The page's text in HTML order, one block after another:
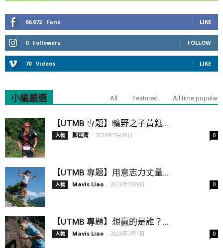
66,672 Fans LIKE
0 Followers FOLLOW
70 Videos LIKE
小編嚴選 All Featured All time popular
【UTMB 專題】曠野之子黃鈺...
人物 鄭匡寓 - 2026年7月20日 0
【UTMB 專題】用意志力丈量...
人物 Mavis Liao - 2026年7月9日 0
【UTMB 專題】想贏的是誰？...
人物 Mavis Liao - 2026年7月1日 0